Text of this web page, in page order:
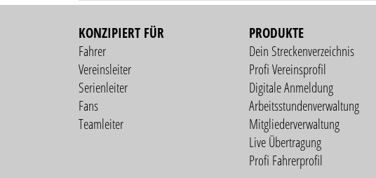
KONZIPIERT FÜR
Fahrer
Vereinsleiter
Serienleiter
Fans
Teamleiter
PRODUKTE
Dein Streckenverzeichnis
Profi Vereinsprofil
Digitale Anmeldung
Arbeitsstundenverwaltung
Mitgliederverwaltung
Live Übertragung
Profi Fahrerprofil